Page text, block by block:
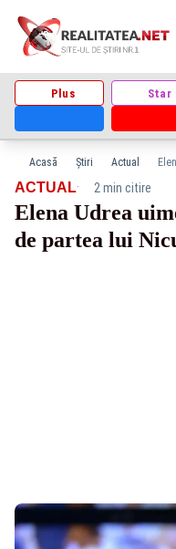
Plus Star
Acasă Știri Actual
ACTUAL· 2 min citire
Elena Udrea
de partea lui